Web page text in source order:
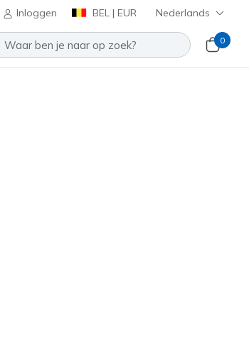
Inloggen BEL | EUR Nederlands
0